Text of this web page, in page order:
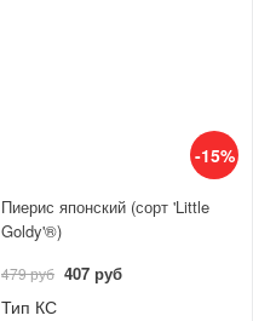
-15%
Пиерис японский (сорт 'Little
Goldy'®)
479 руб 407 руб
Тип КС